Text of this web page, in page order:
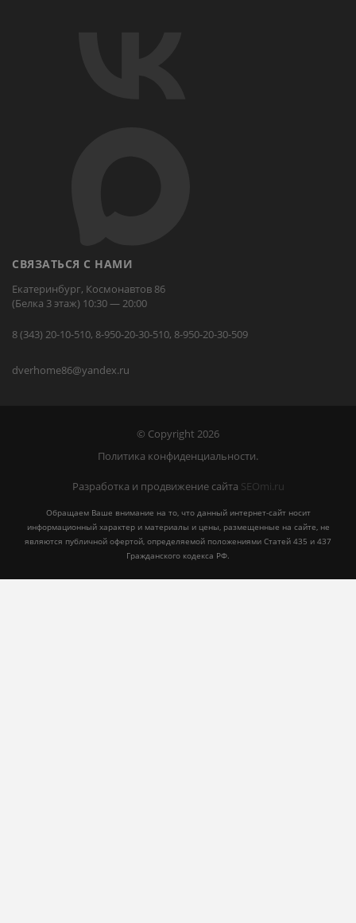
СВЯЗАТЬСЯ С НАМИ
Екатеринбург, Космонавтов 86
(Белка 3 этаж) 10:30 — 20:00
8 (343) 20-10-510, 8-950-20-30-510, 8-950-20-30-509
dverhome86@yandex.ru
© Copyright 2026
Политика конфиденциальности.
Разработка и продвижение сайта SEOmi.ru
Обращаем Ваше внимание на то, что данный интернет-сайт носит
информационный характер и материалы и цены, размещенные на сайте, не
являются публичной офертой, определяемой положениями Статей 435 и 437
Гражданского кодекса РФ.